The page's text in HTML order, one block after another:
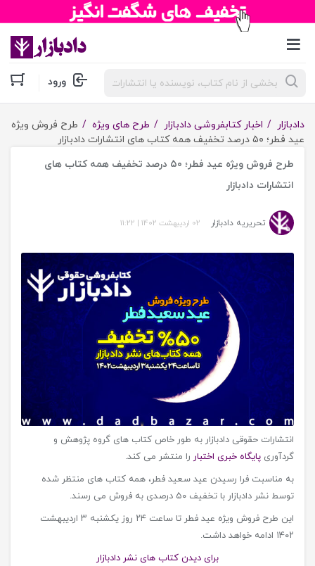
جستجوی
محصولات ورود
دادبازار اخبار کتابفروشی دادبازار طرح های ویژه
طرح فروش ویژه
عید فطر؛ ۵۰ درصد تخفیف همه کتاب های انتشارات دادبازار
طرح فروش ویژه عید فطر؛ ۵۰ درصد تخفیف همه کتاب های
انتشارات دادبازار
تحریریه دادبازار 02 اردیبهشت 1402 |
11:22
انتشارات حقوقی دادبازار به طور خاص کتاب های گروه پژوهش و
گردآوری پایگاه خبری اختبار را منتشر می کند.
به مناسبت فرا رسیدن عید سعید فطر، همه کتاب های منتظر شده
توسط نشر دادبازار با تخفیف ۵۰ درصدی به فروش می رسند.
این طرح فروش ویژه عید فطر تا ساعت ۲۴ روز یکشنبه ۳ اردیبهشت
۱۴۰۲ ادامه خواهد داشت.
برای دیدن کتاب های نشر دادبازار